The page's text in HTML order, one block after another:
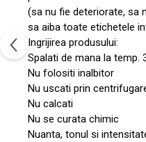
(sa nu fie deteriorate, sa
sa aiba toate etichetele
Ingrijirea produsului:
Spalati de mana la temp.
Nu folositi inalbitor
Nu uscati prin
Nu calcati
Nu se curata chimic
Nuanta, tonul si